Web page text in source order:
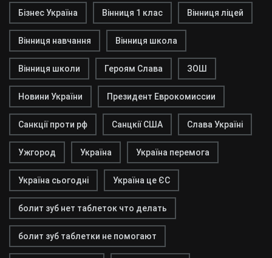
Бізнес Україна Вінниця 1 клас Вінниця ліцей
Вінниця навчання Вінниця школа
Вінниця школи Героям Слава ЗОШ
Новини України Президент Еврокомиссии
Санкції проти рф Санцкії США Слава Україні
Ужгород Україна Україна перемога
Україна сьогодні Україна це ЄС
болит зуб нет таблеток что делать
болит зуб таблетки не помогают